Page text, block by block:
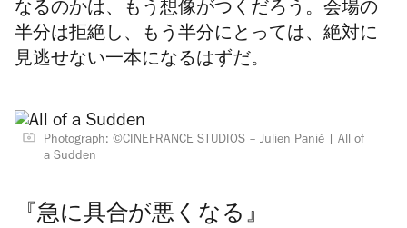
なるのかは、もう想像がつくだろう。会場の
半分は拒絶し、もう半分にとっては、絶対に
見逃せない一本になるはずだ。
Photograph: ©CINEFRANCE STUDIOS – Julien Panié
All of
a Sudden
『急に具合が悪くなる』